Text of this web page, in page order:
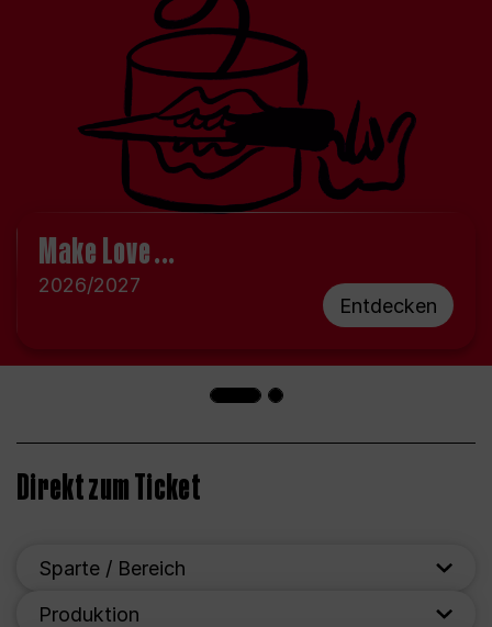
Make Love ...
2026/2027
Entdecken
Direkt zum Ticket
Sparte / Bereich
Produktion